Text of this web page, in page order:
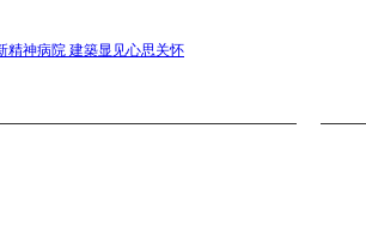
精神病院 建築显见心思关怀